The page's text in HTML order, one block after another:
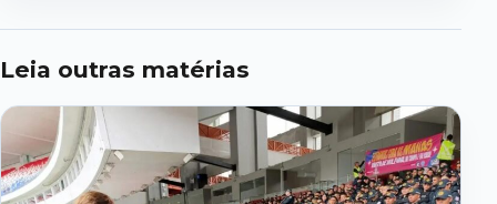
Leia outras matérias